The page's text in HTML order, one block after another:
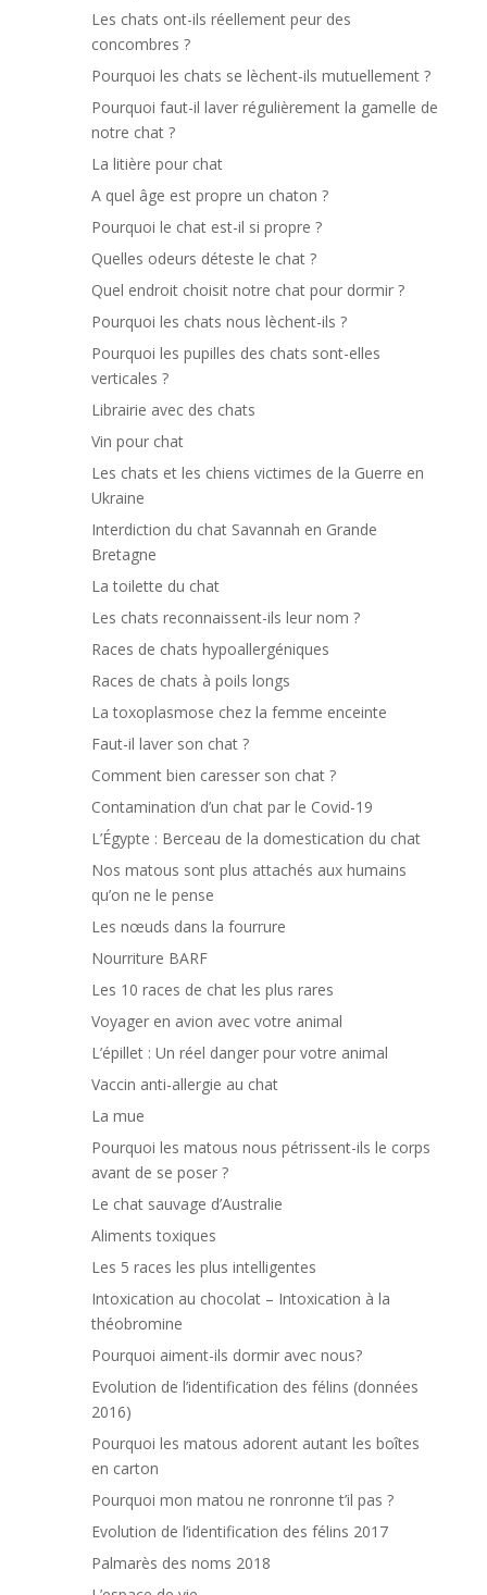
Les chats ont-ils réellement peur des
concombres ?
Pourquoi les chats se lèchent-ils mutuellement ?
Pourquoi faut-il laver régulièrement la gamelle de
notre chat ?
La litière pour chat
A quel âge est propre un chaton ?
Pourquoi le chat est-il si propre ?
Quelles odeurs déteste le chat ?
Quel endroit choisit notre chat pour dormir ?
Pourquoi les chats nous lèchent-ils ?
Pourquoi les pupilles des chats sont-elles
verticales ?
Librairie avec des chats
Vin pour chat
Les chats et les chiens victimes de la Guerre en
Ukraine
Interdiction du chat Savannah en Grande
Bretagne
La toilette du chat
Les chats reconnaissent-ils leur nom ?
Races de chats hypoallergéniques
Races de chats à poils longs
La toxoplasmose chez la femme enceinte
Faut-il laver son chat ?
Comment bien caresser son chat ?
Contamination d’un chat par le Covid-19
L’Égypte : Berceau de la domestication du chat
Nos matous sont plus attachés aux humains
qu’on ne le pense
Les nœuds dans la fourrure
Nourriture BARF
Les 10 races de chat les plus rares
Voyager en avion avec votre animal
L’épillet : Un réel danger pour votre animal
Vaccin anti-allergie au chat
La mue
Pourquoi les matous nous pétrissent-ils le corps
avant de se poser ?
Le chat sauvage d’Australie
Aliments toxiques
Les 5 races les plus intelligentes
Intoxication au chocolat – Intoxication à la
théobromine
Pourquoi aiment-ils dormir avec nous?
Evolution de l’identification des félins (données
2016)
Pourquoi les matous adorent autant les boîtes
en carton
Pourquoi mon matou ne ronronne t’il pas ?
Evolution de l’identification des félins 2017
Palmarès des noms 2018